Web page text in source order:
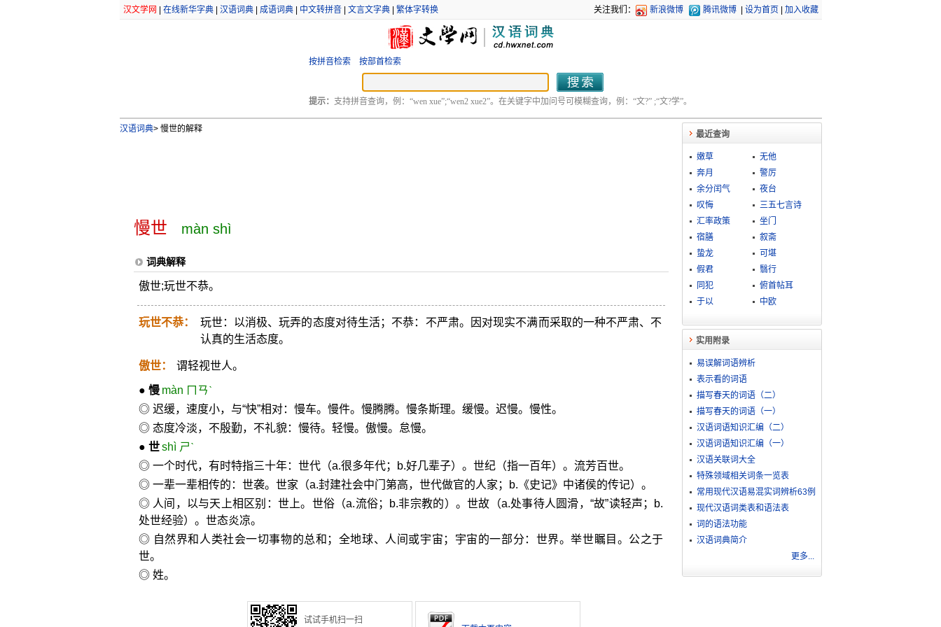
汉文学网 在线新华字典| 汉语词典| 成语词典| 中文转拼音| 文言文字典| 繁体字转换 关注我们： 新浪微博 腾讯微博 设为首页 加入收藏
按拼音检索 按部首检索
提示： 支持拼音查询，例：“wen xue”;“wen2 xue2”。在关键字中加问号可模糊查询，例：“文?” ;“文?学”。
汉语词典>慢世的解释
慢世 màn shì
词典解释
傲世;玩世不恭。
玩世不恭：
玩世：以消极、玩弄的态度对待生活；不恭：不严肃。因对现实不满而采取的一种不严肃、不
认真的生活态度。
傲世： 谓轻视世人。
● 慢 màn ㄇㄢˋ
◎ 迟缓，速度小，与“快”相对：慢车。慢件。慢腾腾。慢条斯理。缓慢。迟慢。慢性。
◎ 态度冷淡，不殷勤，不礼貌：慢待。轻慢。傲慢。怠慢。
● 世 shì ㄕˋ
◎ 一个时代，有时特指三十年：世代（a.很多年代；b.好几辈子）。世纪（指一百年）。流芳百世。
◎ 一辈一辈相传的：世袭。世家（a.封建社会中门第高，世代做官的人家；b.《史记》中诸侯的传记）。
◎ 人间，以与天上相区别：世上。世俗（a.流俗；b.非宗教的）。世故（a.处事待人圆滑，“故”读轻声；b.
处世经验）。世态炎凉。
◎ 自然界和人类社会一切事物的总和；全地球、人间或宇宙；宇宙的一部分：世界。举世瞩目。公之于
世。
◎ 姓。
试试手机扫一扫
最近查询
嫩草
无他
奔月
警厉
余分闰气
夜台
叹悔
三五七言诗
汇率政策
坐门
宿膳
叙斋
蛰龙
可堪
假君
翳行
同犯
俯首帖耳
于以
中欧
实用附录
易误解词语辨析
表示看的词语
描写春天的词语（二）
描写春天的词语（一）
汉语词语知识汇编（二）
汉语词语知识汇编（一）
汉语关联词大全
特殊领域相关词条一览表
常用现代汉语易混实词辨析63例
现代汉语词类表和语法表
词的语法功能
汉语词典简介
更多...